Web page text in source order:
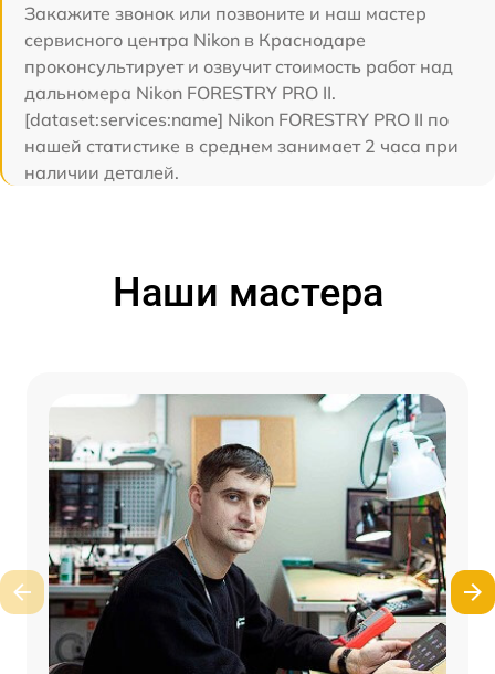
Закажите звонок или позвоните и наш мастер
сервисного центра Nikon в Краснодаре
проконсультирует и озвучит стоимость работ над
дальномера Nikon FORESTRY PRO II.
[dataset:services:name] Nikon FORESTRY PRO II по
нашей статистике в среднем занимает 2 часа при
наличии деталей.
Наши мастера